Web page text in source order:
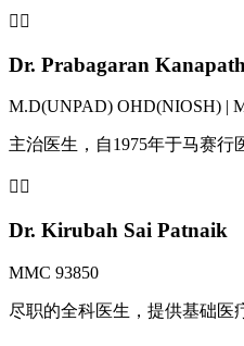
👨‍⚕️
Dr. Prabagaran
M.D(UNPAD) OHD(NIOSH) |
主治医生，自1975年于马赛行
👩‍⚕️
Dr. Kirubah Sai Patnaik
MMC 93850
尽职的全科医生，提供基础医